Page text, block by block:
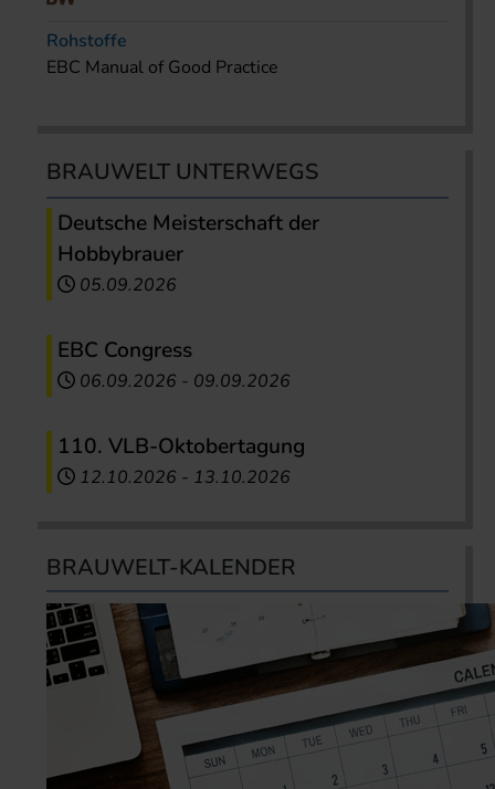
Rohstoffe
EBC Manual of Good Practice
BRAUWELT UNTERWEGS
Deutsche Meisterschaft der
Hobbybrauer
05.09.2026
EBC Congress
06.09.2026 - 09.09.2026
110. VLB-Oktobertagung
12.10.2026 - 13.10.2026
BRAUWELT-KALENDER